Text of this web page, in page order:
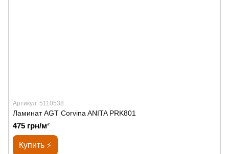
Артикул: 5110538
Ламинат AGT Corvina ANITA PRK801
475 грн/м²
Купить ⚡